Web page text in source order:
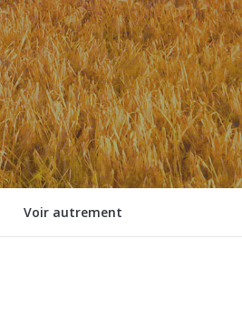
Voir autrement